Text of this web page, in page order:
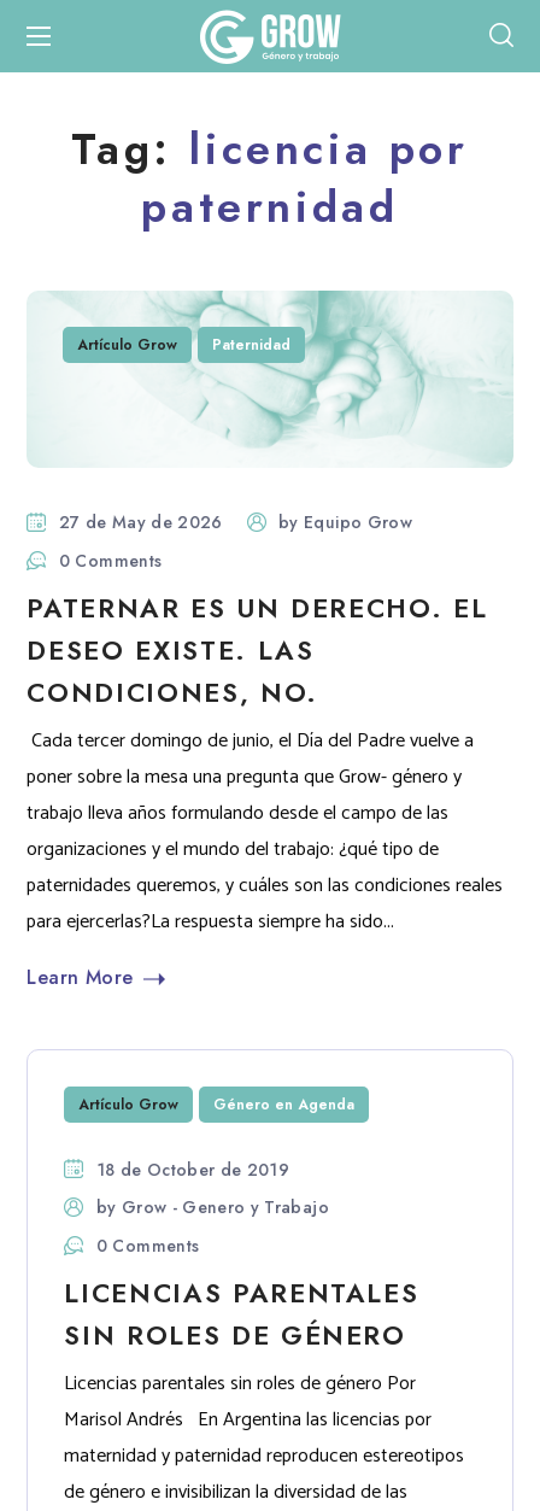
Tag: licencia por
paternidad
Artículo Grow Paternidad
27 de May de 2026 by Equipo Grow
0 Comments
PATERNAR ES UN DERECHO. EL
DESEO EXISTE. LAS
CONDICIONES, NO.
Cada tercer domingo de junio, el Día del Padre vuelve a
poner sobre la mesa una pregunta que Grow- género y
trabajo lleva años formulando desde el campo de las
organizaciones y el mundo del trabajo: ¿qué tipo de
paternidades queremos, y cuáles son las condiciones reales
para ejercerlas?La respuesta siempre ha sido...
Learn More
Artículo Grow Género en Agenda
18 de October de 2019
by Grow - Genero y Trabajo
0 Comments
LICENCIAS PARENTALES
SIN ROLES DE GÉNERO
Licencias parentales sin roles de género Por
Marisol Andrés En Argentina las licencias por
maternidad y paternidad reproducen estereotipos
de género e invisibilizan la diversidad de las